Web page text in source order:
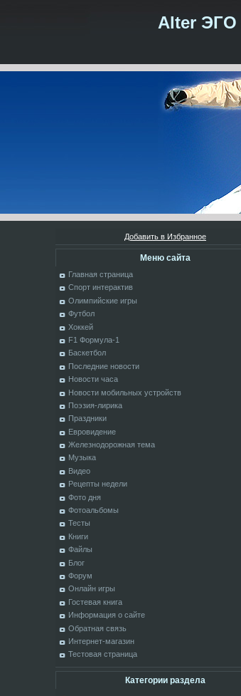
Alter ЭГО
Добавить в Избранное
Меню сайта
Главная страница
Спорт интерактив
Олимпийские игры
Футбол
Хоккей
F1 Формула-1
Баскетбол
Последние новости
Новости часа
Новости мобильных устройств
Поэзия-лирика
Праздники
Евровидение
Железнодорожная тема
Музыка
Видео
Рецепты недели
Фото дня
Фотоальбомы
Тесты
Книги
Файлы
Блог
Форум
Онлайн игры
Гостевая книга
Информация о сайте
Обратная связь
Интернет-магазин
Тестовая страница
Категории раздела